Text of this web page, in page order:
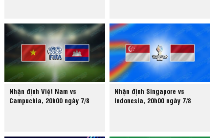
Nhận định Việt Nam vs
Campuchia, 20h00 ngày 7/8
Nhận định Singapore vs
Indonesia, 20h00 ngày 7/8